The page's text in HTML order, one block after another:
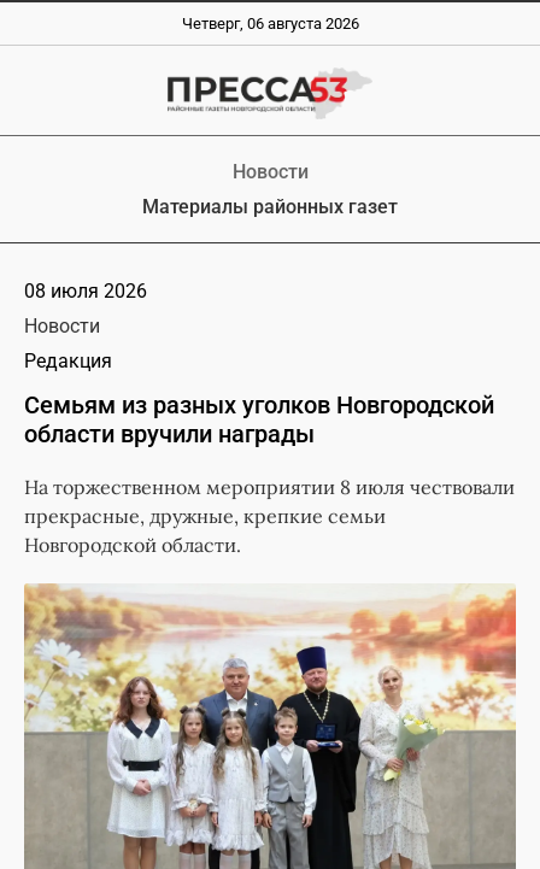
Четверг, 06 августа 2026
Новости
Материалы районных газет
08 июля 2026
Новости
Редакция
Семьям из разных уголков Новгородской
области вручили награды
На торжественном мероприятии 8 июля чествовали
прекрасные, дружные, крепкие семьи
Новгородской области.